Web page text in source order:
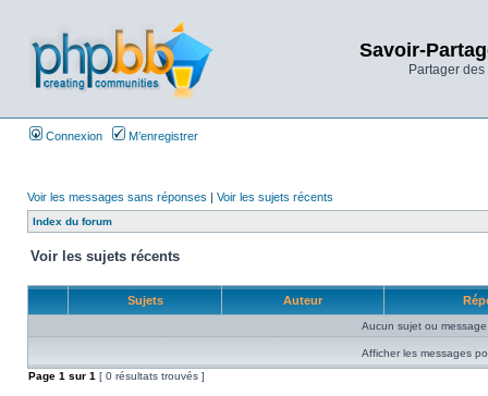
Savoir-
Partager
Connexion M’enregistrer
Voir les messages sans réponses | Voir les sujets récents
Index du forum
Voir les sujets récents
Sujets Auteur
Aucun sujet ou
Afficher les messages
Page 1 sur 1 [ 0 résultats trouvés ]